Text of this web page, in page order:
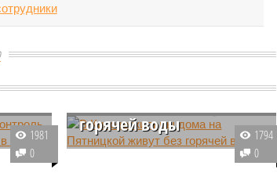
на
1981
0
В Кирове жильцы дома
горячей воды
В одном из домов в Кирове в
декабре прошлого года прорвало
1794
0